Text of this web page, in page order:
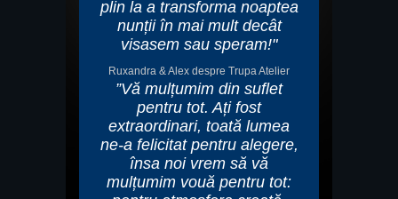
plin la a transforma noaptea
nunții în mai mult decât
visasem sau speram!"
Ruxandra & Alex despre Trupa Atelier
”Vă mulțumim din suflet
pentru tot. Ați fost
extraordinari, toată lumea
ne-a felicitat pentru alegere,
însa noi vrem să vă
mulțumim vouă pentru tot: